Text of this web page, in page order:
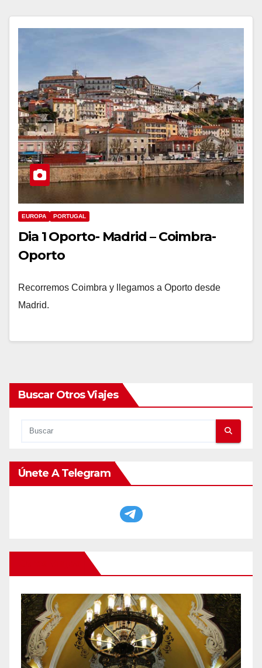
EUROPA PORTUGAL
Dia 1 Oporto- Madrid – Coimbra-
Oporto
Recorremos Coimbra y llegamos a Oporto desde
Madrid.
Buscar Otros Viajes
Únete A Telegram